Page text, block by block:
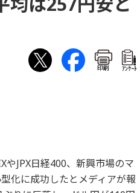
印刷 ｱﾝｹｰﾄ
JPX日経400、新興市場のマ
化に成功したとメディアが報